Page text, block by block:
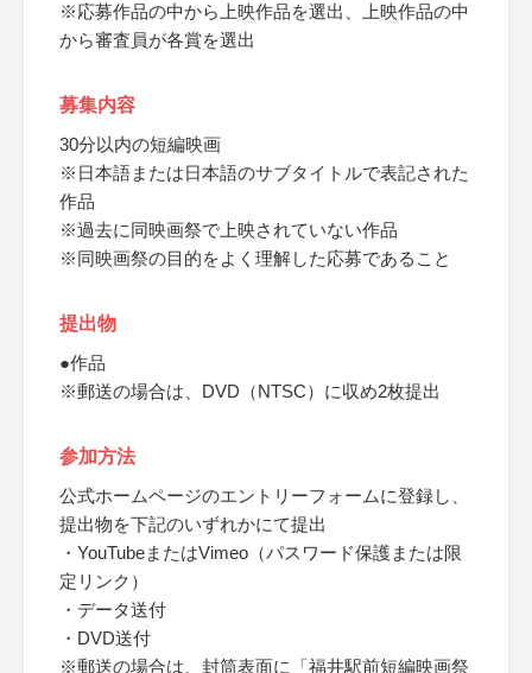
※応募作品の中から上映作品を選出、上映作品の中
から審査員が各賞を選出
募集内容
30分以内の短編映画
※日本語または日本語のサブタイトルで表記された
作品
※過去に同映画祭で上映されていない作品
※同映画祭の目的をよく理解した応募であること
提出物
●作品
※郵送の場合は、DVD（NTSC）に収め2枚提出
参加方法
公式ホームページのエントリーフォームに登録し、
提出物を下記のいずれかにて提出
・YouTubeまたはVimeo（パスワード保護または限
定リンク）
・データ送付
・DVD送付
※郵送の場合は、封筒表面に「福井駅前短編映画祭